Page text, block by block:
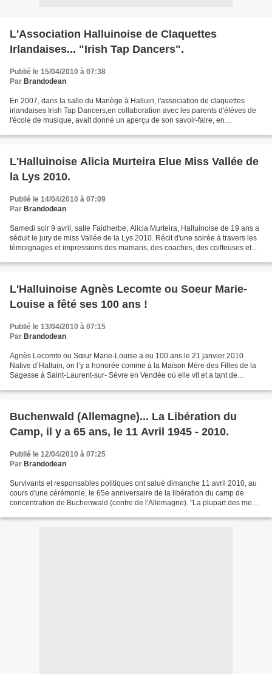
L'Association Halluinoise de Claquettes
Irlandaises... "Irish Tap Dancers".
Publié le 15/04/2010 à 07:38
Par Brandodean
En 2007, dans la salle du Manège à Halluin, l'association de claquettes
irlandaises Irish Tap Dancers,en collaboration avec les parents d'élèves de
l'école de musique, avait donné un aperçu de son savoir-faire, en
L'Halluinoise Alicia Murteira Elue Miss Vallée de
la Lys 2010.
Publié le 14/04/2010 à 07:09
Par Brandodean
Samedi soir 9 avril, salle Faidherbe, Alicia Murteira, Halluinoise de 19 ans a
séduit le jury de miss Vallée de la Lys 2010. Récit d'une soirée à travers les
témoignages et impressions des mamans, des coaches, des coiffeuses et
L'Halluinoise Agnès Lecomte ou Soeur Marie-
Louise a fêté ses 100 ans !
Publié le 13/04/2010 à 07:15
Par Brandodean
Agnès Lecomte ou Sœur Marie-Louise a eu 100 ans le 21 janvier 2010.
Native d’Halluin, on l’y a honorée comme à la Maison Mère des Filles de la
Sagesse à Saint-Laurent-sur- Sèvre en Vendée où elle vit et a tant de
Buchenwald (Allemagne)... La Libération du
Camp, il y a 65 ans, le 11 Avril 1945 - 2010.
Publié le 12/04/2010 à 07:25
Par Brandodean
Survivants et responsables politiques ont salué dimanche 11 avril 2010, au
cours d'une cérémonie, le 65e anniversaire de la libération du camp de
concentration de Buchenwald (centre de l'Allemagne). "La plupart des mes